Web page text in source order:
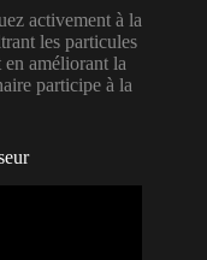
activement à la
les particules
améliorant la
participe à la